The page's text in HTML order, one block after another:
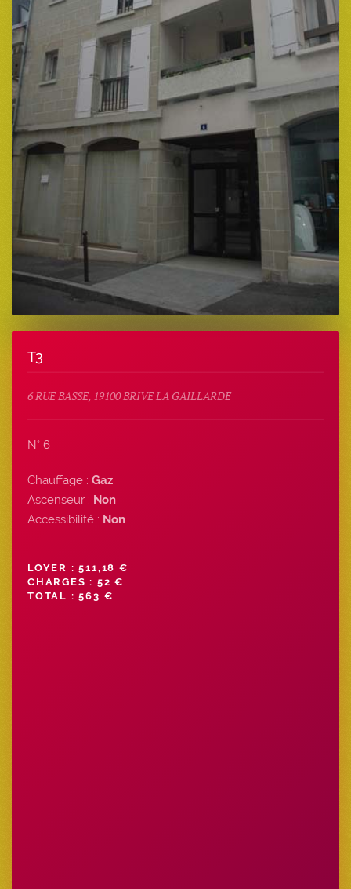
T3
6 RUE BASSE, 19100 BRIVE LA GAILLARDE
N° 6
Chauffage : Gaz
Ascenseur : Non
Accessibilité : Non
LOYER : 511,18 €
CHARGES : 52 €
TOTAL : 563 €